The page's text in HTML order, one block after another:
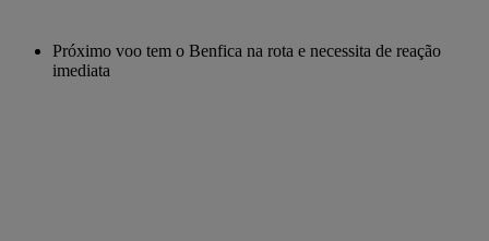
Próximo voo tem o Benfica na rota e necessita de reação
imediata